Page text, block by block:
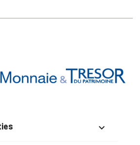
